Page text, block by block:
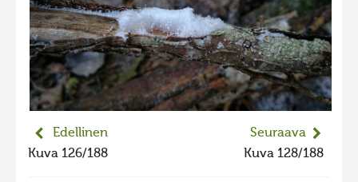
2024 kuvakilpailu lisä
Liikkuvat kuvat 2024
Hiisien kuvakilpailu 2023
2023 kuvakilpailu lisä
Hiite kuvavõistlus 2022
Edellinen
Kuva 126/188
Seuraava
Kuva 128/188